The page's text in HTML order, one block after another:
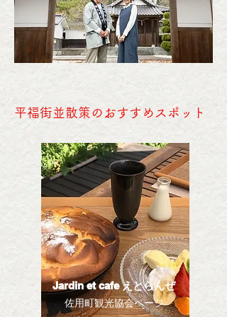
平福街並散策のおすすめスポット
Jardin et cafe えとらんぜ
佐用町観光協会ページ